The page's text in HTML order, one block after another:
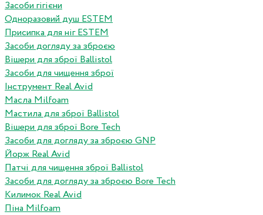
Засоби гігієни
Одноразовий душ ESTEM
Присипка для ніг ESTEM
Засоби догляду за зброєю
Вішери для зброї Ballistol
Засоби для чищення зброї
Інструмент Real Avid
Масла Milfoam
Мастила для зброї Ballistol
Вішери для зброї Bore Tech
Засоби для догляду за зброєю GNP
Йорж Real Avid
Патчі для чищення зброї Ballistol
Засоби для догляду за зброєю Bore Tech
Килимок Real Avid
Піна Milfoam